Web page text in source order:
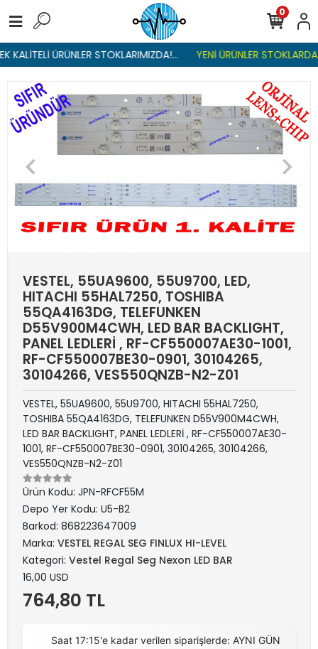
ÜRÜNLER STOKLARIMIZDA!... YENİ ÜRÜNLER STOKLARDA
0
VESTEL, 55UA9600, 55U9700, LED,
HITACHI 55HAL7250, TOSHIBA
55QA4163DG, TELEFUNKEN
D55V900M4CWH, LED BAR BACKLIGHT,
PANEL LEDLERİ , RF-CF550007AE30-1001,
RF-CF550007BE30-0901, 30104265,
30104266, VES550QNZB-N2-Z01
VESTEL, 55UA9600, 55U9700, HITACHI 55HAL7250,
TOSHIBA 55QA4163DG, TELEFUNKEN D55V900M4CWH,
LED BAR BACKLIGHT, PANEL LEDLERİ , RF-CF550007AE30-
1001, RF-CF550007BE30-0901, 30104265, 30104266,
VES550QNZB-N2-Z01
Ürün Kodu: JPN-RFCF55M
Depo Yer Kodu: U5-B2
Barkod: 868223647009
Marka: VESTEL REGAL SEG FINLUX HI-LEVEL
Kategori: Vestel Regal Seg Nexon LED BAR
16,00 USD
764,80 TL
Saat 17:15'e kadar verilen siparişlerde: AYNI GÜN